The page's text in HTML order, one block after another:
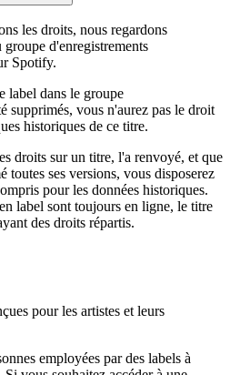
les droits, nous regardons
d'enregistrements
Spotify.
label dans le groupe
supprimés, vous n'aurez pas le droit
historiques de ce titre.
droits sur un titre, l'a renvoyé, et que
toutes ses versions, vous disposerez
pour les données historiques.
label sont toujours en ligne, le titre
des droits répartis.
pour les artistes et leurs
employées par des labels à